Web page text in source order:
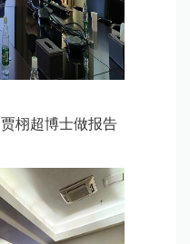
贾栩超博士做报告